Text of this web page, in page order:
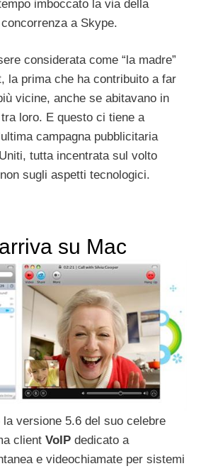
imboccato la via della
a Skype.
considerata come “la madre”
la prima che ha contribuito a far
vicine, anche se abitavano in
loro. E questo ci tiene a
campagna pubblicitaria
tutta incentrata sul volto
sugli aspetti tecnologici.
su Mac
la versione 5.6 del suo celebre
client VoIP dedicato a
e videochiamate per sistemi